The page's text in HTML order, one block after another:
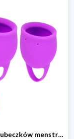
Zestaw kubeczków menstruacyjnych, 2 szt. 4-Home